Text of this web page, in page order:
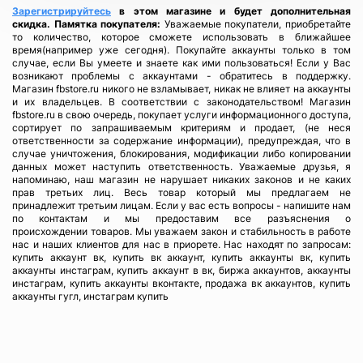
Зарегистрируйтесь
в этом магазине и будет дополнительная
скидка. Памятка покупателя: Уважаемые покупатели, приобретайте
то количество, которое сможете использовать в ближайшее
время(например уже сегодня). Покупайте аккаунты только в том
случае, если Вы умеете и знаете как ими пользоваться! Если у Вас
возникают проблемы с аккаунтами - обратитесь в поддержку.
Магазин fbstore.ru никого не взламывает, никак не влияет на аккаунты
и их владельцев. В соответствии с законодательством! Магазин
fbstore.ru в свою очередь, покупает услуги информационного доступа,
сортирует по запрашиваемым критериям и продает, (не неся
ответственности за содержание информации), предупреждая, что в
случае уничтожения, блокирования, модификации либо копировании
данных может наступить ответственность. Уважаемые друзья, я
напоминаю, наш магазин не нарушает никаких законов и не каких
прав третьих лиц. Весь товар который мы предлагаем не
принадлежит третьим лицам. Если у вас есть вопросы - напишите нам
по контактам и мы предоставим все разъяснения о
происхождении товаров. Мы уважаем закон и стабильность в работе
нас и наших клиентов для нас в приорете. Нас находят по запросам:
купить аккаунт вк, купить вк аккаунт, купить аккаунты вк, купить
аккаунты инстаграм, купить аккаунт в вк, биржа аккаунтов, аккаунты
инстаграм, купить аккаунты вконтакте, продажа вк аккаунтов, купить
аккаунты гугл, инстаграм купить
Всего товара в корзине
(шт)
Сумма к оплате (без скидок)
$